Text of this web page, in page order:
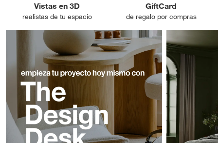
Vistas en 3D
realistas de tu espacio
GiftCard
de regalo por compras